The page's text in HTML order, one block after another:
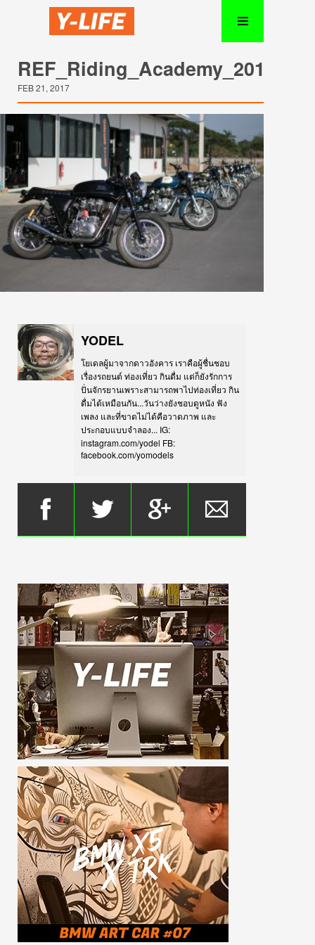
FEB 21, 2017
YODEL
โยเดลผู้มาจากดาวอังคาร เราคือผู้ชื่นชอบ
เรื่องรถยนต์ ท่องเที่ยว กินดื่ม แต่ก็ยังรักการ
ปั่นจักรยานเพราะสามารถพาไปท่องเที่ยว กิน
ดื่มได้เหมือนกัน...วันว่างยังชอบดูหนัง ฟัง
เพลง และที่ขาดไม่ได้คือวาดภาพ และ
ประกอบแบบจำลอง... IG:
instagram.com/yodel FB:
facebook.com/yomodels